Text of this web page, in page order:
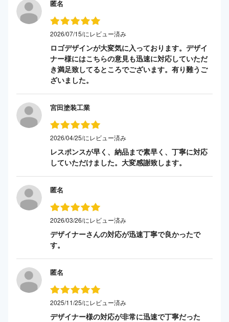
匿名
2026/07/15/にレビュー済み
ロゴデザインが大変気に入っております。デザイ
ナー様にはこちらの意見も迅速に対応していただ
き満足致してるところでございます。有り難うご
ざいました。
宮田塗装工業
2026/04/25/にレビュー済み
レスポンスが早く、納品まで素早く、丁寧に対応
していただけました。大変感謝致します。
匿名
2026/03/26/にレビュー済み
デザイナーさんの対応が迅速丁寧で良かったで
す。
匿名
2025/11/25/にレビュー済み
デザイナー様の対応が非常に迅速で丁寧だった